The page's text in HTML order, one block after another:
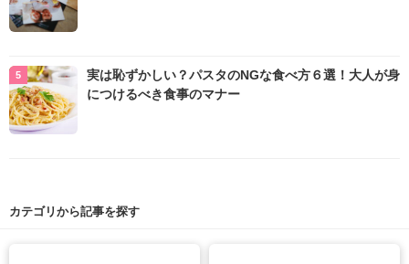
実は恥ずかしい？パスタのNGな食べ方６選！大人が身
につけるべき食事のマナー
カテゴリから記事を探す